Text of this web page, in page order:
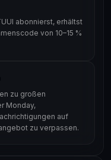
abonnierst, erhältst
von 10–15 %
zu großen
Monday,
auf
zu verpassen.